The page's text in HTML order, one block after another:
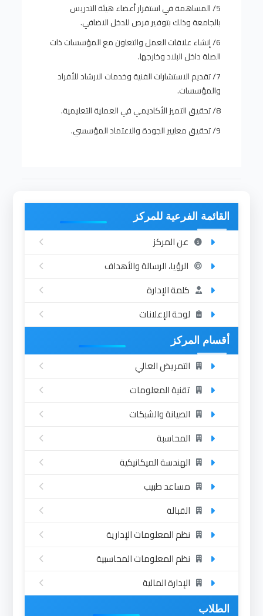
5/ المساهمة في استقرار أعضاء هيئة التدريس
بالجامعة وذلك بتوفير فرص للدخل الاضافي.
6/ إنشاء علاقات العمل والتعاون مع المؤسسات ذات
الصلة داخل البلاد وخارجها.
7/ تقديم الاستشارات الفنية وخدمات الارشاد للأفراد
والمؤسسات.
8/ تحقيق التميز الأكاديمي في العملية التعليمية.
9/ تحقيق معايير الجودة والاعتماد المؤسسي.
القائمة الفرعية للمركز
عن المركز
الرؤيا، الرسالة والأهداف
كلمة الإدارة
لوحة الإعلانات
أقسام المركز
التمريض العالي
تقنية المعلومات
الصيانة والشبكات
المحاسبة
الهندسة الميكانيكية
مساعد طبيب
القبالة
نظم المعلومات الإدارية
نظم المعلومات المحاسبية
الإدارة المالية
الطلاب